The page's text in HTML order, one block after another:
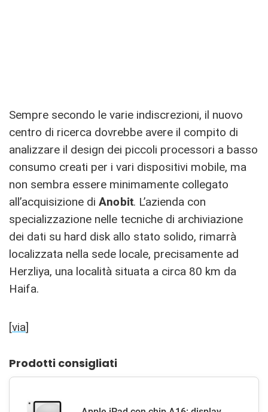
Sempre secondo le varie indiscrezioni, il nuovo
centro di ricerca dovrebbe avere il compito di
analizzare il design dei piccoli processori a basso
consumo creati per i vari dispositivi mobile, ma
non sembra essere minimamente collegato
all’acquisizione di Anobit. L’azienda con
specializzazione nelle tecniche di archiviazione
dei dati su hard disk allo stato solido, rimarrà
localizzata nella sede locale, precisamente ad
Herzliya, una località situata a circa 80 km da
Haifa.
[via]
Prodotti consigliati